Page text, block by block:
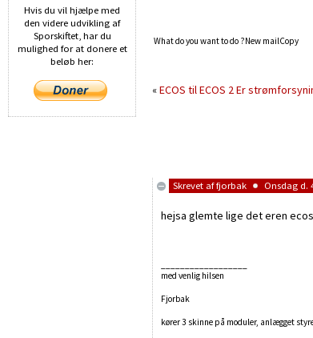
What do you want to do ?New mailCopy
«ECOS til ECOS 2Er
Skrevet affjorbak Onsdag d.
hejsa glemte lige det eren
med venlig hilsen
Fjorbak
kører 3 skinne på moduler, anlægget
Hvis du vil hjælpe med
den videre udvikling af
Sporskiftet, har du
mulighed for at donere et
beløb her: